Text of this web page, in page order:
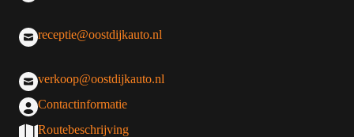
receptie@oostdijkauto.nl
verkoop@oostdijkauto.nl
Contactinformatie
Routebeschrijving